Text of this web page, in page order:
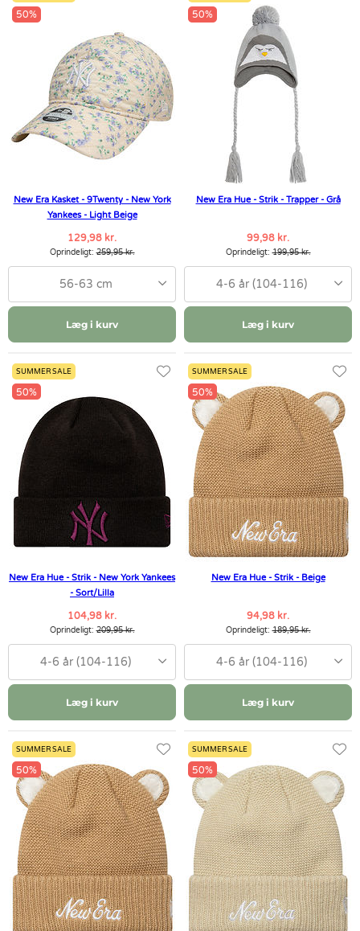
50%
New Era Kasket - 9Twenty - New York
Yankees - Light Beige
129,98 kr.
Oprindeligt:259,95 kr.
56-63 cm
Læg i kurv
50%
New Era Hue - Strik - Trapper - Grå
99,98 kr.
Oprindeligt:199,95 kr.
4-6 år (104-116)
Læg i kurv
SUMMER SALE
50%
New Era Hue - Strik - New York Yankees
- Sort/Lilla
104,98 kr.
Oprindeligt:209,95 kr.
4-6 år (104-116)
Læg i kurv
SUMMER SALE
50%
New Era Hue - Strik - Beige
94,98 kr.
Oprindeligt:189,95 kr.
4-6 år (104-116)
Læg i kurv
SUMMER SALE
50%
SUMMER SALE
50%